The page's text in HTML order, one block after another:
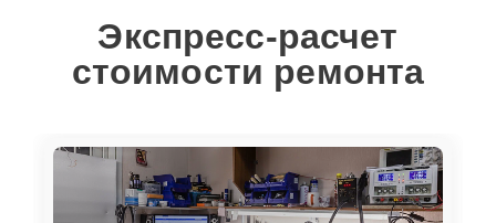
Экспресс-расчет
стоимости ремонта